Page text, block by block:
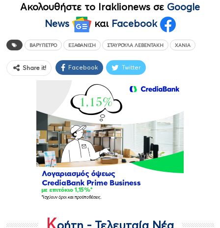
Ακολουθήστε το Iraklionews σε Google
News
και Facebook
ΒΑΡΎΠΕΤΡΟ ΕΞΑΦΆΝΙΣΗ ΣΤΑΥΡΟΎΛΑ ΛΕΒΕΝΤΆΚΗ ΧΑΝΙΆ
Share it! Facebook Twitter
Κρήτη - Τελευταία Νέα